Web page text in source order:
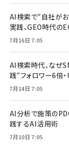
AI検索で“自社が
実践、GEO時代の
7月16日 7:05
AI検索時代、なぜ
践“フォロワー6倍
7月14日 7:05
AI分析で施策の
践するAI活用術
7月10日 7:05